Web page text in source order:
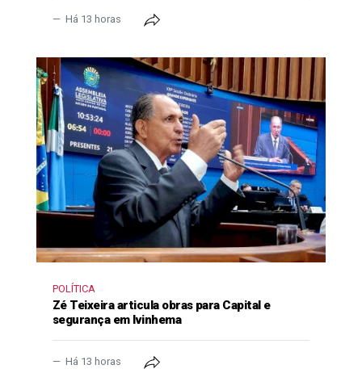
Há 13 horas
POLÍTICA
Zé Teixeira articula obras para Capital e
segurança em Ivinhema
Há 13 horas